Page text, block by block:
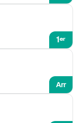
1er
Arr